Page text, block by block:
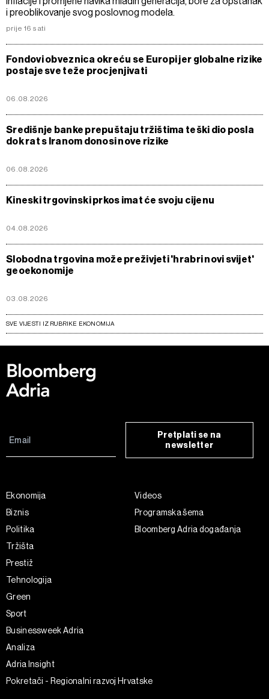
i preoblikovanje svog poslovnog modela.
prije 16 sati
Fondovi obveznica okreću se Europi jer globalne rizike
postaje sve teže procjenjivati
06.08.2026
Središnje banke prepuštaju tržištima teški dio posla
dok rat s Iranom donosi nove rizike
06.08.2026
Kineski trgovinski prkos imat će svoju cijenu
04.08.2026
Slobodna trgovina može preživjeti 'hrabri novi svijet'
geoekonomije
03.08.2026
SVE VIJESTI IZ RUBRIKE EKONOMIJA
Pretplati se na
newsletter
Ekonomija
Biznis
Politika
Tržišta
Prestiž
Tehnologija
Green
Sport
Businessweek Adria
Analiza
Adria Insight
Pokretači - Regionalni razvoj Hrvatske
Videos
Programska šema
Bloomberg Adria događanja